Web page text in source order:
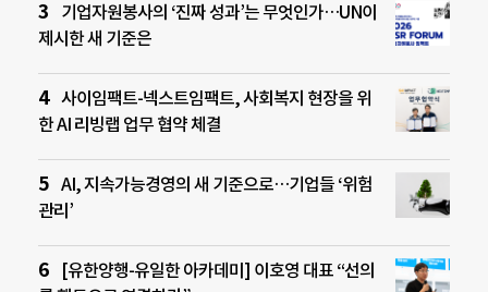
기업자원봉사의 ‘진짜 성과’는 무엇인가…UN이
제시한 새 기준은
사이임팩트-넥스트임팩트, 사회복지 현장을 위
한 AI 리빙랩 업무 협약 체결
AI, 지속가능경영의 새 기준으로…기업들 ‘위험
관리’
[유한양행-유일한 아카데미] 이호영 대표 “선의